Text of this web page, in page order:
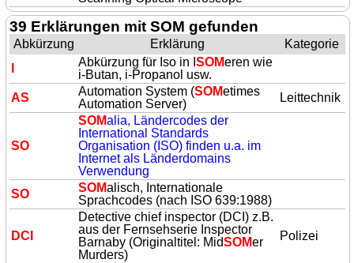
39 Erklärungen mit SOM gefunden
Abkürzung Erklärung
Kategorie
Abkürzung für Iso in ISOMeren wie
i-Butan, i-Propanol usw.
AS
Automation System (SOMetimes
Automation Server)
Leittechnik
SO
SOMalia, Ländercodes der
International Standards
Organisation (ISO) finden u.a. im
Internet als Länderdomains
Verwendung
SO
SOMalisch, Internationale
Sprachcodes (nach ISO 639:1988)
DCI
Detective chief inspector (DCI) z.B.
aus der Fernsehserie Inspector
Barnaby (Originaltitel: MidSOMer
Murders)
Polizei